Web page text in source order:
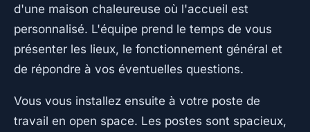
d'une maison chaleureuse où l'accueil est
personnalisé. L'équipe prend le temps de vous
présenter les lieux, le fonctionnement général et
de répondre à vos éventuelles questions.
Vous vous installez ensuite à votre poste de
travail en open space. Les postes sont spacieux,